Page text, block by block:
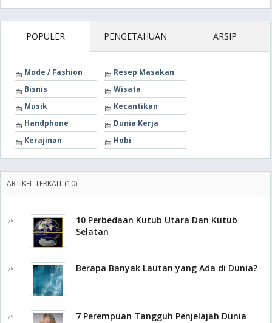
POPULER PENGETAHUAN ARSIP
Mode / Fashion
Resep Masakan
Bisnis
Wisata
Musik
Kecantikan
Handphone
Dunia Kerja
Kerajinan
Hobi
ARTIKEL TERKAIT (10)
10 Perbedaan Kutub Utara Dan Kutub
Selatan
Berapa Banyak Lautan yang Ada di Dunia?
7 Perempuan Tangguh Penjelajah Dunia